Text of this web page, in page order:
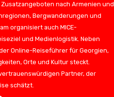
nach Armenien und
Bergwanderungen und
organisiert auch MICE-
und Medienlogistik. Neben
Online-Reiseführer für Georgien,
Orte und Kultur steckt.
Partner, der
schätzt.